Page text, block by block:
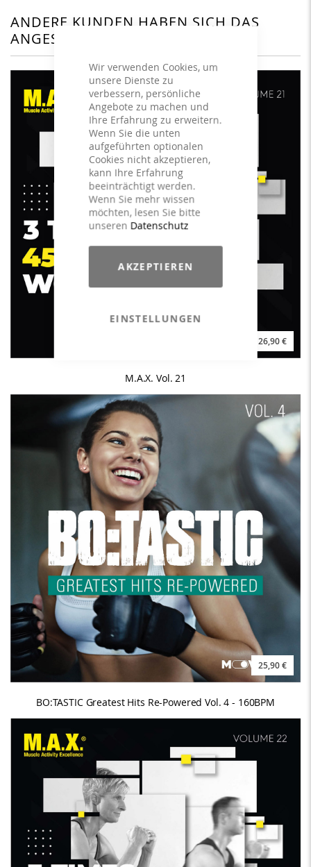
Wir verwenden Cookies, um
unsere Dienste zu
verbessern, persönliche
Angebote zu machen und
Ihre Erfahrung zu erweitern.
Wenn Sie die unten
aufgeführten optionalen
Cookies nicht akzeptieren,
kann Ihre Erfahrung
beeinträchtigt werden.
Wenn Sie mehr wissen
möchten, lesen Sie bitte
unseren Datenschutz
AKZEPTIEREN
EINSTELLUNGEN
ANDERE KUNDEN HABEN SICH DAS
ANGESEHEN
26,90 €
M.A.X. Vol. 21
25,90 €
BO:TASTIC Greatest Hits Re-Powered Vol. 4 - 160BPM